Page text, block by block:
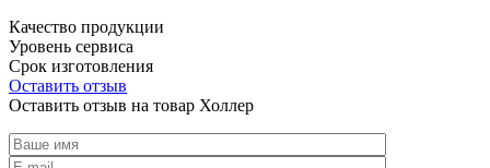
Качество продукции
Уровень сервиса
Срок изготовления
Оставить отзыв
Оставить отзыв на товар Холлер